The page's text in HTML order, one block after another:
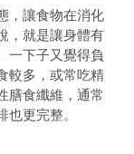
，讓食物在消化
，就是讓身體有
一下子又覺得負
較多，或常吃精
膳食纖維，通常
更完整。